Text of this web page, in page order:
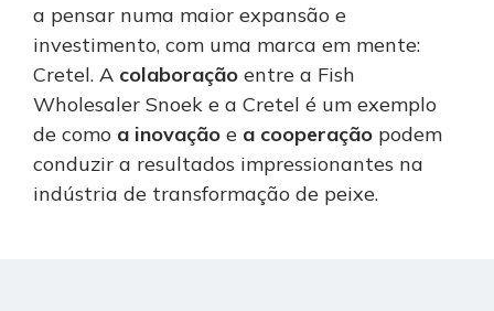
a pensar numa maior expansão e
investimento, com uma marca em mente:
Cretel. A colaboração entre a Fish
Wholesaler Snoek e a Cretel é um exemplo
de como a inovação e a cooperação podem
conduzir a resultados impressionantes na
indústria de transformação de peixe.